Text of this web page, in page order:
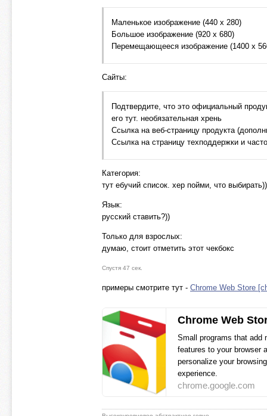
Маленькое изображение (440 х 280)
Большое изображение (920 х 680)
Перемещающееся изображение (1400 x
Сайты:
Подтвердите, что это официальный
его тут. необязательная хрень
Ссылка на веб-страницу продукта
Ссылка на страницу техподдержки и
Категория:
тут ебучий список. хер пойми, что выбирать))
Язык:
русский ставить?))
Только для взрослых:
думаю, стоит отметить этот чекбокс
Спустя 47 сек.
примеры смотрите тут - Chrome Web Store
Chrome Web
Small programs that add
features to your browser
personalize your browsing
experience.
chrome.google.com